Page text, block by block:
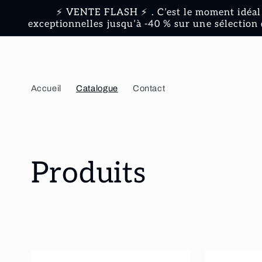
au
contenu
⚡ VENTE FLASH ⚡ . C’est le moment
exceptionnelles jusqu’à -40 % sur une
Accueil Catalogue Contact
C
Produits